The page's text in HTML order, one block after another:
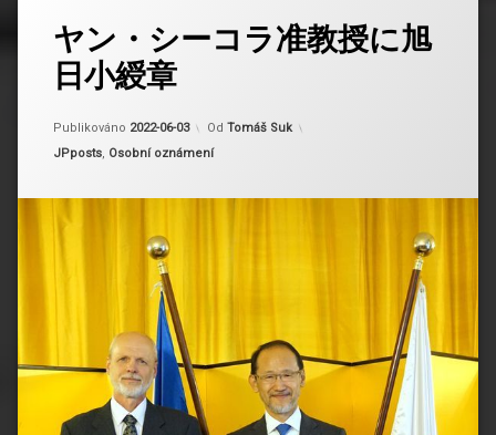
ヤン・シーコラ准教授に旭
日小綬章
Publikováno 2022-06-03
Aktualizováno
Od Tomáš Suk
Kategorie:
JPposts, Osobní oznámení